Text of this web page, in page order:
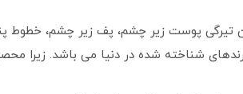
تیرگی پوست زیر چشم، پف زیر چشم،
شناخته شده در دنیا می باشد. زیرا